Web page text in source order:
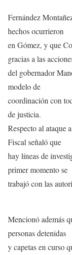
Fernández
hechos ocurrieron
en Gómez, y que
gracias a las
del gobernador
modelo de
coordinación con
de justicia.
Respecto al ataque
Fiscal señaló que
hay líneas de
primer momento se
trabajó con las
Mencionó además
personas detenidas
y capetas en curso